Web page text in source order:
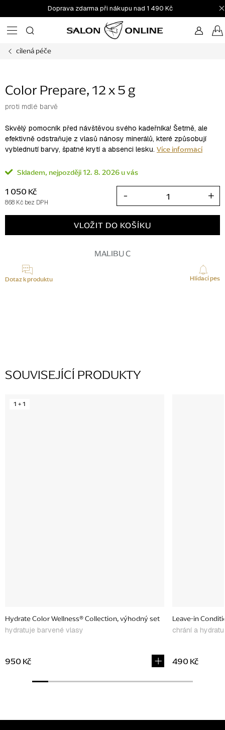
na
obsah
Doprava zdarma při nákupu nad 1 490 Kč
cílená péče
Color Prepare, 12 x 5 g
proti mdlé barvě
Skvělý pomocník před návštěvou svého kadeřníka! Šetrně, ale
efektivně odstraňuje z vlasů nánosy minerálů, které způsobují
vyblednutí barvy, špatné krytí a absenci lesku. Více informací
Skladem 12. 8. 2026
1 050 Kč
868 Kč bez DPH
VLOŽIT DO KOŠÍKU
MALIBU C
Dotaz k produktu Hlídací pes
SOUVISEJÍCÍ PRODUKTY
1 + 1
Hydrate Color Wellness® Collection, výhodný set
hydratuje barvené vlasy
950 Kč
Leave-in
chrání a
490 Kč